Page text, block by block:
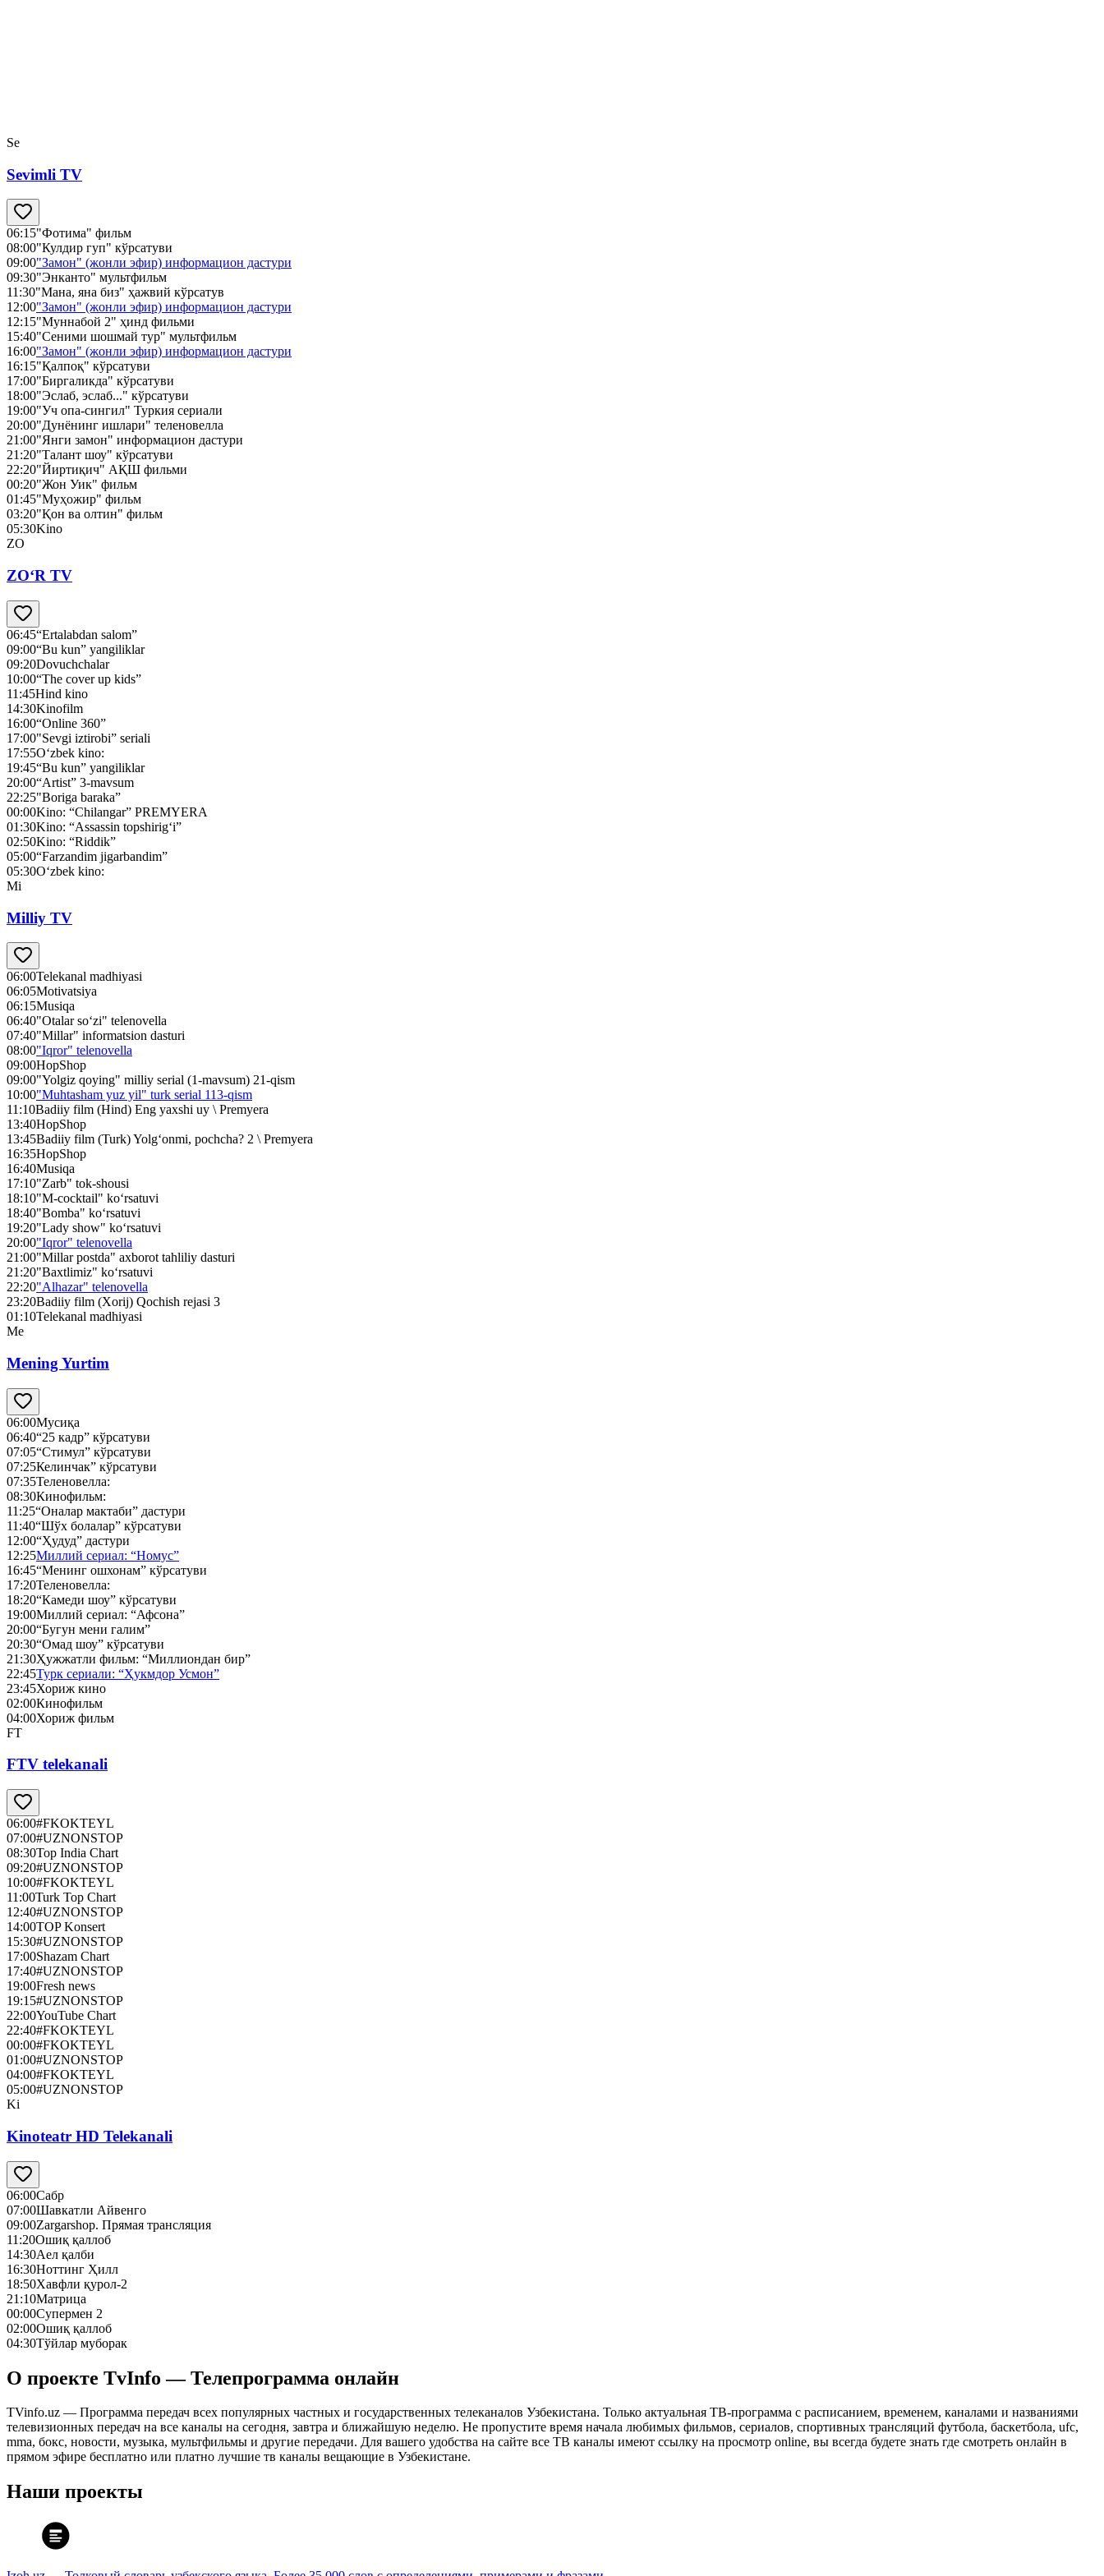
Se
Sevimli TV
06:15"Фотима" фильм
08:00"Кулдир гуп" кўрсатуви
09:00"Замон" (жонли эфир) информацион дастури
09:30"Энканто" мультфильм
11:30"Мана, яна биз" ҳажвий кўрсатув
12:00"Замон" (жонли эфир) информацион дастури
12:15"Муннабой 2" ҳинд фильми
15:40"Сеними шошмай тур" мультфильм
16:00"Замон" (жонли эфир) информацион дастури
16:15"Қалпоқ" кўрсатуви
17:00"Биргаликда" кўрсатуви
18:00"Эслаб, эслаб..." кўрсатуви
19:00"Уч опа-сингил" Туркия сериали
20:00"Дунёнинг ишлари" теленовелла
21:00"Янги замон" информацион дастури
21:20"Талант шоу" кўрсатуви
22:20"Йиртиқич" АҚШ фильми
00:20"Жон Уик" фильм
01:45"Муҳожир" фильм
03:20"Қон ва олтин" фильм
05:30Kino
ZO
ZO‘R TV
06:45“Ertalabdan salom”
09:00“Bu kun” yangiliklar
09:20Dovuchchalar
10:00“The cover up kids”
11:45Hind kino
14:30Kinofilm
16:00“Online 360”
17:00"Sevgi iztirobi” seriali
17:55O‘zbek kino:
19:45“Bu kun” yangiliklar
20:00“Artist” 3-mavsum
22:25"Boriga baraka”
00:00Kino: “Chilangar” PREMYERA
01:30Kino: “Assassin topshirig‘i”
02:50Kino: “Riddik”
05:00“Farzandim jigarbandim”
05:30O‘zbek kino:
Mi
Milliy TV
06:00Telekanal madhiyasi
06:05Motivatsiya
06:15Musiqa
06:40"Otalar so‘zi" telenovella
07:40"Millar" informatsion dasturi
08:00"Iqror" telenovella
09:00HopShop
09:00"Yolgiz qoying" milliy serial (1-mavsum) 21-qism
10:00"Muhtasham yuz yil" turk serial 113-qism
11:10Badiiy film (Hind) Eng yaxshi uy \ Premyera
13:40HopShop
13:45Badiiy film (Turk) Yolg‘onmi, pochcha? 2 \ Premyera
16:35HopShop
16:40Musiqa
17:10"Zarb" tok-shousi
18:10"M-cocktail" ko‘rsatuvi
18:40"Bomba" ko‘rsatuvi
19:20"Lady show" ko‘rsatuvi
20:00"Iqror" telenovella
21:00"Millar postda" axborot tahliliy dasturi
21:20"Baxtlimiz" ko‘rsatuvi
22:20"Alhazar" telenovella
23:20Badiiy film (Xorij) Qochish rejasi 3
01:10Telekanal madhiyasi
Me
Mening Yurtim
06:00Мусиқа
06:40“25 кадр” кўрсатуви
07:05“Стимул” кўрсатуви
07:25Келинчак” кўрсатуви
07:35Теленовелла:
08:30Кинофильм:
11:25“Оналар мактаби” дастури
11:40“Шўх болалар” кўрсатуви
12:00“Ҳудуд” дастури
12:25Миллий сериал: “Номус”
16:45“Менинг ошхонам” кўрсатуви
17:20Теленовелла:
18:20“Камеди шоу” кўрсатуви
19:00Миллий сериал: “Афсона”
20:00“Бугун мени галим”
20:30“Омад шоу” кўрсатуви
21:30Ҳужжатли фильм: “Миллиондан бир”
22:45Турк сериали: “Ҳукмдор Усмон”
23:45Хориж кино
02:00Кинофильм
04:00Хориж фильм
FT
FTV telekanali
06:00#FKOKTEYL
07:00#UZNONSTOP
08:30Top India Chart
09:20#UZNONSTOP
10:00#FKOKTEYL
11:00Turk Top Chart
12:40#UZNONSTOP
14:00TOP Konsert
15:30#UZNONSTOP
17:00Shazam Chart
17:40#UZNONSTOP
19:00Fresh news
19:15#UZNONSTOP
22:00YouTube Chart
22:40#FKOKTEYL
00:00#FKOKTEYL
01:00#UZNONSTOP
04:00#FKOKTEYL
05:00#UZNONSTOP
Ki
Kinoteatr HD Telekanali
06:00Сабр
07:00Шавкатли Айвенго
09:00Zargarshop. Прямая трансляция
11:20Ошиқ қаллоб
14:30Аел қалби
16:30Ноттинг Ҳилл
18:50Хавфли қурол-2
21:10Матрица
00:00Супермен 2
02:00Ошиқ қаллоб
04:30Тўйлар муборак
О проекте TvInfo — Телепрограмма онлайн
TVinfo.uz — Программа передач всех популярных частных и государственных телеканалов Узбекистана. Только актуальная ТВ-программа с расписанием, временем, каналами и названиями
телевизионных передач на все каналы на сегодня, завтра и ближайшую неделю. Не пропустите время начала любимых фильмов, сериалов, спортивных трансляций футбола, баскетбола, ufc,
mma, бокс, новости, музыка, мультфильмы и другие передачи. Для вашего удобства на сайте все ТВ каналы имеют ссылку на просмотр online, вы всегда будете знать где смотреть онлайн в
прямом эфире бесплатно или платно лучшие тв каналы вещающие в Узбекистане.
Наши проекты